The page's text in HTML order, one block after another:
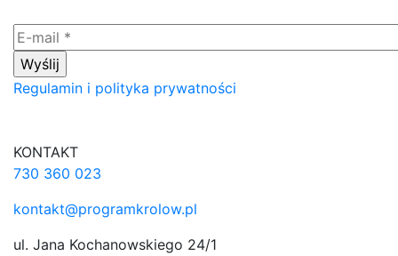
Regulamin i polityka prywatności
KONTAKT
730 360 023
kontakt@programkrolow.pl
ul. Jana Kochanowskiego 24/1